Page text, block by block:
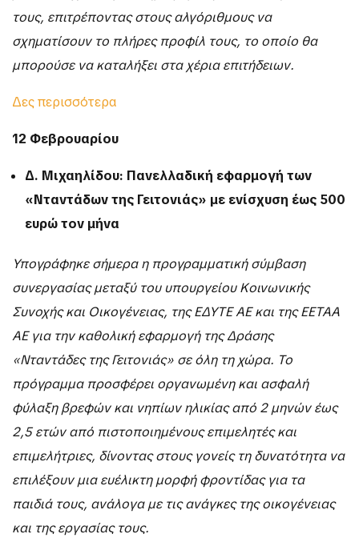
τους, επιτρέποντας στους αλγόριθμους να
σχηματίσουν το πλήρες προφίλ τους, το οποίο θα
μπορούσε να καταλήξει στα χέρια επιτήδειων.
Δες περισσότερα
12 Φεβρουαρίου
Δ. Μιχαηλίδου: Πανελλαδική εφαρμογή των
«Νταντάδων της Γειτονιάς» με ενίσχυση έως 500
ευρώ τον μήνα
Υπογράφηκε σήμερα η προγραμματική σύμβαση
συνεργασίας μεταξύ του υπουργείου Κοινωνικής
Συνοχής και Οικογένειας, της ΕΔΥΤΕ ΑΕ και της ΕΕΤΑΑ
ΑΕ για την καθολική εφαρμογή της Δράσης
«Νταντάδες της Γειτονιάς» σε όλη τη χώρα. Το
πρόγραμμα προσφέρει οργανωμένη και ασφαλή
φύλαξη βρεφών και νηπίων ηλικίας από 2 μηνών έως
2,5 ετών από πιστοποιημένους επιμελητές και
επιμελήτριες, δίνοντας στους γονείς τη δυνατότητα να
επιλέξουν μια ευέλικτη μορφή φροντίδας για τα
παιδιά τους, ανάλογα με τις ανάγκες της οικογένειας
και της εργασίας τους.